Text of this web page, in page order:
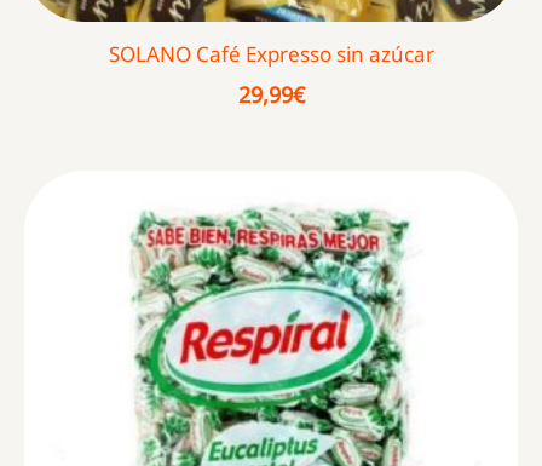
SOLANO Café Expresso sin azúcar
29,99€